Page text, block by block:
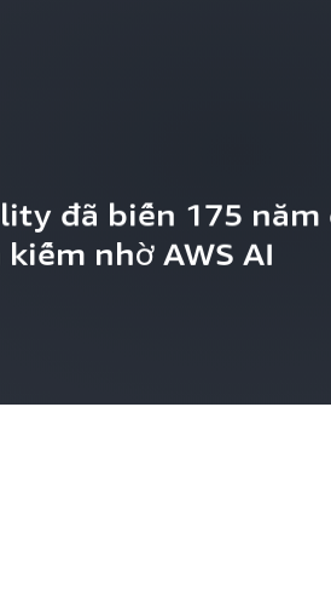
đã biến 175
nhờ AWS AI